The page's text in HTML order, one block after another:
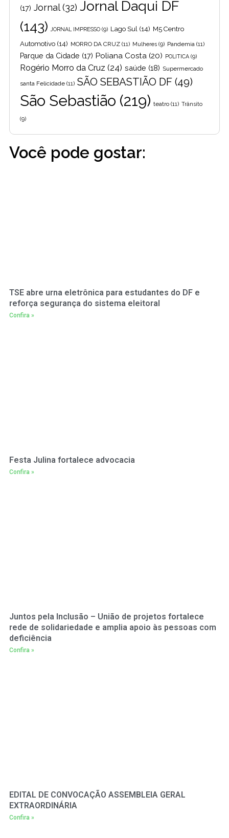
(17) Jornal(32) Jornal Daqui DF
(143)
JORNAL IMPRESSO (9) Lago Sul (14) M5 Centro
Automotivo (14) MORRO DA CRUZ (11) Mulheres (9) Pandemia (11)
Parque da Cidade (17) Poliana Costa (20) POLITICA (9)
Rogério Morro da Cruz (24) saúde (18) Supermercado
santa Felicidade (11) SÃO SEBASTIÃO DF (49)
São Sebastião (219) teatro (11) Trânsito
(9)
Você pode gostar:
TSE abre urna eletrônica para estudantes do DF e
reforça segurança do sistema eleitoral
Confira »
Festa Julina fortalece advocacia
Confira »
Juntos pela Inclusão – União de projetos fortalece
rede de solidariedade e amplia apoio às pessoas com
deficiência
Confira »
EDITAL DE CONVOCAÇÃO ASSEMBLEIA GERAL
EXTRAORDINÁRIA
Confira »